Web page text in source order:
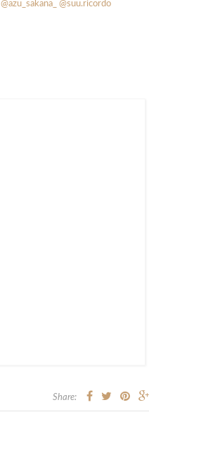
@azu_sakana_ @suu.ricordo
Share: